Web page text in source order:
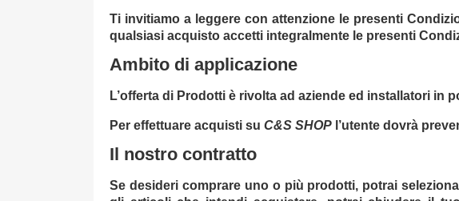
Ti invitiamo a leggere con attenzione le presenti
qualsiasi acquisto accetti integralmente le presenti
Ambito di applicazione
L’offerta di Prodotti è rivolta ad aziende ed installatori in
Per effettuare acquisti su C&S SHOP l’utente dovrà
Il nostro contratto
Se desideri comprare uno o più prodotti, potrai